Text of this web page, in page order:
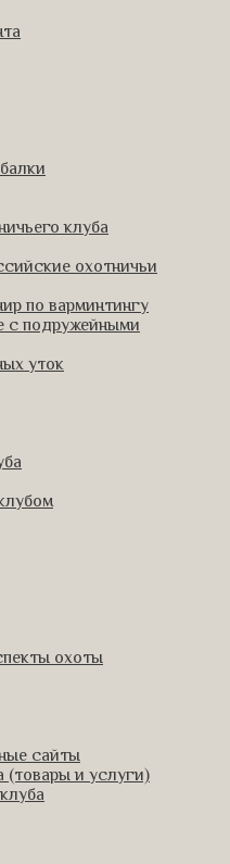
клуба
охотничьи
по варминтингу
с подружейными
уток
охоты
сайты
(товары и услуги)